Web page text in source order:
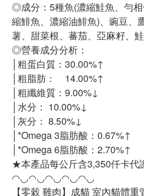
◎成分：5種魚(濃縮鮭魚、勻
縮鯡魚、濃縮油鯡魚)、豌豆、
薯、甜菜根、蕃茄、亞麻籽、
◎營養成分分析：
│粗蛋白質：30.00%↑
│粗脂肪： 14.00%↑
│粗纖維質：9.00%↓
│水分： 10.00%↓
│灰分： 8.50%↓
│*Omega 3脂肪酸：0.67%↑
│*Omega 6脂肪酸：2.70%↑
★本產品每公斤含3,350仟卡代
◠◡◠◡◠◡◠◡◠◡
【零穀 雞肉】成貓 室內貓體重